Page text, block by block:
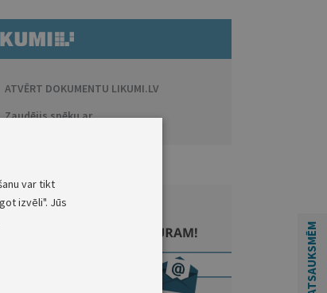
ATVĒRT DOKUMENTU LIKUMI.LV
Zaudējis spēku ar
ATSAUKSMĒM
var tikt
izvēli". Jūs